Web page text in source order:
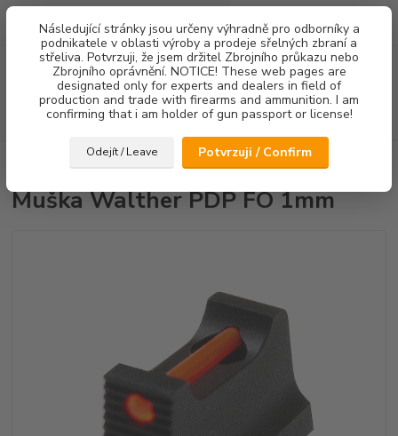
Následující stránky jsou určeny výhradně pro odborníky a
podnikatele v oblasti výroby a prodeje sřelných zbraní a
střeliva. Potvrzuji, že jsem držitel Zbrojního průkazu nebo
Zbrojního oprávnění. NOTICE! These web pages are
designated only for experts and dealers in field of
production and trade with firearms and ammunition. I am
confirming that i am holder of gun passport or license!
Odejít / Leave Potvrzuji / Confirm
Menu
Hledat
za0,00 Kč
Muška Walther PDP FO 1mm
Muška Walther PDP FO 1mm